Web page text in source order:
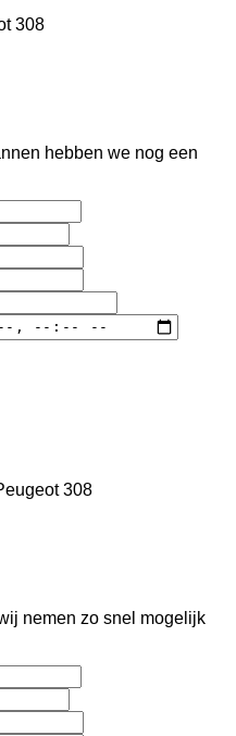
308
hebben we nog een
308
nemen zo snel mogelijk